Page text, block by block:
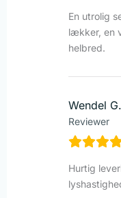
En utrolig
lækker, en
helbred.
Wendel G.
Reviewer
Hurtig